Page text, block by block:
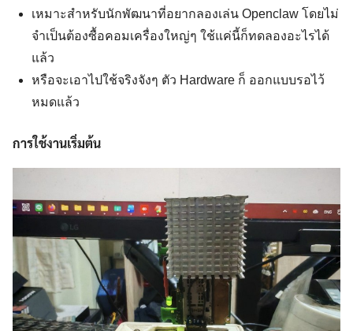
เหมาะสำหรับนักพัฒนาที่อยากลองเล่น Openclaw โดยไม่
จำเป็นต้องซื้อคอมเครื่องใหญ่ๆ ใช้แค่นี้ก็ทดลองอะไรได้
แล้ว
หรือจะเอาไปใช้จริงจังๆ ตัว Hardware ก็ ออกแบบรอไว้
หมดแล้ว
การใช้งานเริ่มต้น